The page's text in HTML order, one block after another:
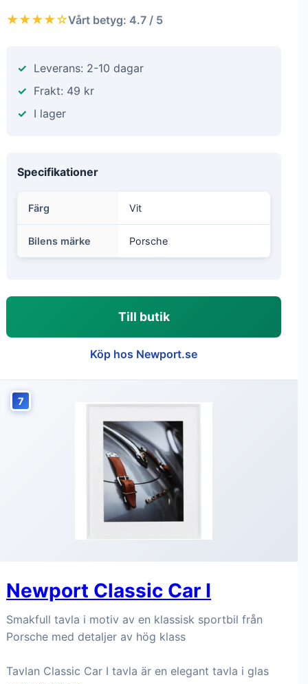
★★★★☆Vårt betyg: 4.7 / 5
Leverans: 2-10 dagar
Frakt: 49 kr
I lager
Specifikationer
Färg Vit
Bilens märke Porsche
Till butik
Köp hos Newport.se
7
Newport Classic Car I
Smakfull tavla i motiv av en klassisk sportbil från
Porsche med detaljer av hög klass
Tavlan Classic Car I tavla är en elegant tavla i glas